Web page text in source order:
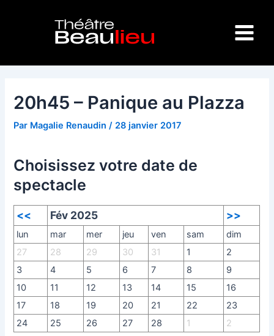
Menu
20h45 – Panique au Plazza
Par Magalie Renaudin/ 28 janvier 2017
Choisissez votre date de
spectacle
<< Fév 2025 >>
lun mar mer jeu ven sam
dim
27
28 29 30 31 1
2
3
4 5 6 7 8
9
10
11 12 13 14 15
16
17
18 19 20 21 22
23
24
25 26 27 28 1 2